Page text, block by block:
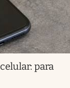
para